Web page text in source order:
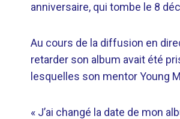
anniversaire, qui tombe le 8
Au cours de la diffusion en
retarder son album avait été
lesquelles son mentor Young
« J’ai changé la date de mon